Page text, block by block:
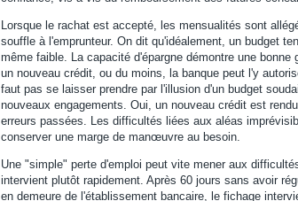
Lorsque le rachat est accepté, les mensualités sont
souffle à l'emprunteur. On dit qu'idéalement, un budget
même faible. La capacité d'épargne démontre une
un nouveau crédit, ou du moins, la banque peut l'y
faut pas se laisser prendre par l'illusion d'un budget
nouveaux engagements. Oui, un nouveau crédit est
erreurs passées. Les difficultés liées aux aléas
conserver une marge de manœuvre au besoin.
Une "simple" perte d'emploi peut vite mener aux
intervient plutôt rapidement. Après 60 jours sans avoir
en demeure de l'établissement bancaire, le fichage